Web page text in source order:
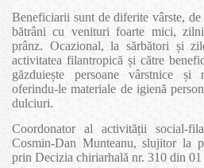
Beneficiarii sunt de diferite vârste,
bătrâni cu venituri foarte mici,
prânz. Ocazional, la sărbători și
activitatea filantropică și către
găzduiește persoane vârstnice
oferindu-le materiale de igienă
dulciuri.
Coordonator al activității social-
Cosmin-Dan Munteanu, slujitor la
prin Decizia chiriarhală nr. 310 din 01